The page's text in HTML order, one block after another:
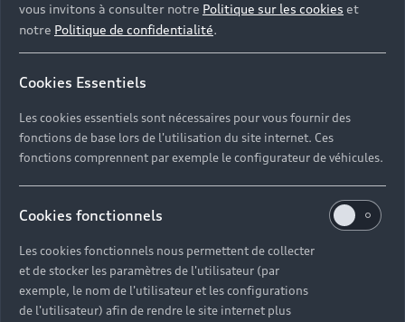
vous invitons à consulter notre Politique sur les cookies et
notre Politique de confidentialité.
Cookies Essentiels
Les cookies essentiels sont nécessaires pour vous fournir des
fonctions de base lors de l'utilisation du site internet. Ces
fonctions comprennent par exemple le configurateur de véhicules.
Cookies fonctionnels
Les cookies fonctionnels nous permettent de collecter
et de stocker les paramètres de l'utilisateur (par
exemple, le nom de l'utilisateur et les configurations
de l'utilisateur) afin de rendre le site internet plus